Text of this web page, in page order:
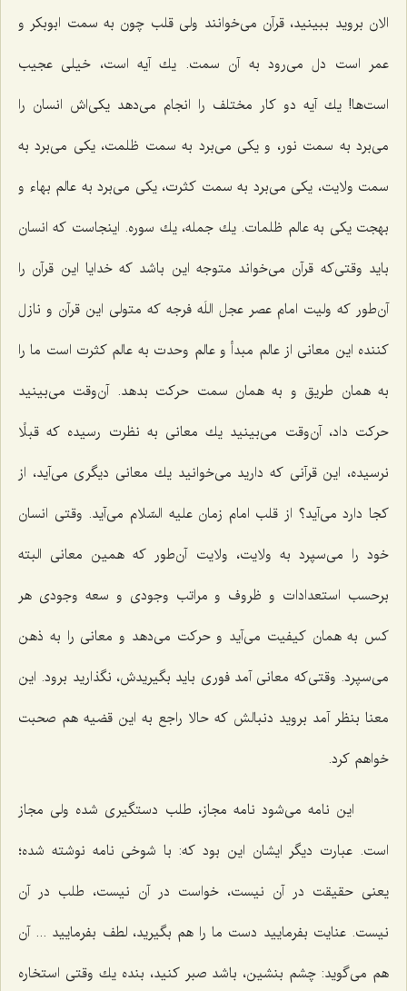
الان بروید ببینید، قرآن می‌خوانند ولی قلب چون به سمت ابوبكر و
عمر است دل می‌رود به آن سمت. یك آیه است، خیلی عجیب
است‌ها! یك آیه دو كار مختلف را انجام می‌دهد یكی‌اش انسان را
می‌برد به سمت نور، و یكی می‌برد به سمت ظلمت، یكی می‌برد به
سمت ولایت، یكی می‌برد به سمت كثرت، یكی می‌برد به عالم بهاء و
بهجت یكی به عالم ظلمات. یك جمله، یك سوره. اینجاست كه انسان
باید وقتی‌كه قرآن می‌خواند متوجه این باشد كه خدایا این قرآن را
آن‌طور كه ولیت امام عصر عجل اللَه فرجه كه متولی این قرآن و نازل
كننده این معانی از عالم مبدأ و عالم وحدت به عالم كثرت است ما را
به همان طریق و به همان سمت حركت بدهد. آن‌وقت می‌بینید
حركت داد، آن‌وقت می‌بینید یك معانی به نظرت رسیده كه قبلًا
نرسیده، این قرآنی كه دارید می‌خوانید یك معانی دیگری می‌آید، از
كجا دارد می‌آید؟ از قلب امام زمان علیه السّلام می‌آید. وقتی انسان
خود را می‌سپرد به ولایت، ولایت آن‌طور كه همین معانی البته
برحسب استعدادات و ظروف و مراتب وجودی و سعه وجودی هر
كس به همان كیفیت می‌آید و حركت می‌دهد و معانی را به ذهن
می‌سپرد. وقتی‌كه معانی آمد فوری باید بگیریدش، نگذارید برود. این
معنا بنظر آمد بروید دنبالش كه حالا راجع به این قضیه هم صحبت
خواهم كرد.
این نامه می‌شود نامه مجاز، طلب دستگیری شده ولی مجاز
است. عبارت دیگر ایشان این بود كه: با شوخی نامه نوشته شده؛
یعنی حقیقت در آن نیست، خواست در آن نیست، طلب در آن
نیست. عنایت بفرمایید دست ما را هم بگیرید، لطف بفرمایید ... آن
هم می‌گوید: چشم بنشین، باشد صبر كنید، بنده یك وقتی استخاره